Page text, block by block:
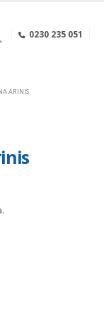
0230 235 051
ARINIS